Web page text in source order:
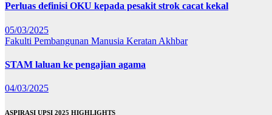
Perluas definisi OKU kepada pesakit strok cacat kekal
05/03/2025
Fakulti Pembangunan Manusia Keratan Akhbar
STAM laluan ke pengajian agama
04/03/2025
ASPIRASI UPSI 2025 HIGHLIGHTS